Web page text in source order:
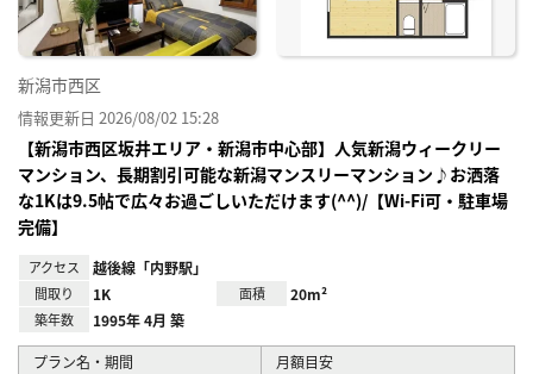
新潟市西区
情報更新日 2026/08/02 15:28
【新潟市西区坂井エリア・新潟市中心部】人気新潟ウィークリー
マンション、長期割引可能な新潟マンスリーマンション♪お洒落
な1Kは9.5帖で広々お過ごしいただけます(^^)/【Wi-Fi可・駐車場
完備】
アクセス 越後線「内野駅」
間取り 1K 面積 20m²
築年数 1995年 4月 築
プラン名・期間 月額目安